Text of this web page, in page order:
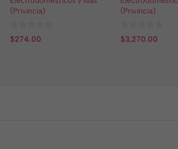
(Privincia)
0
$274.00
(Privincia)
0
$3,270.00